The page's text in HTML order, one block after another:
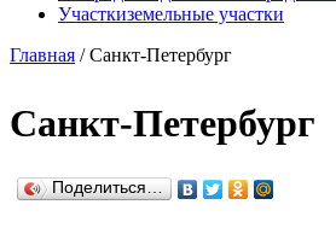
Участкиземельные участки
Главная /Санкт-Петербург
Санкт-Петербург
Поделиться…